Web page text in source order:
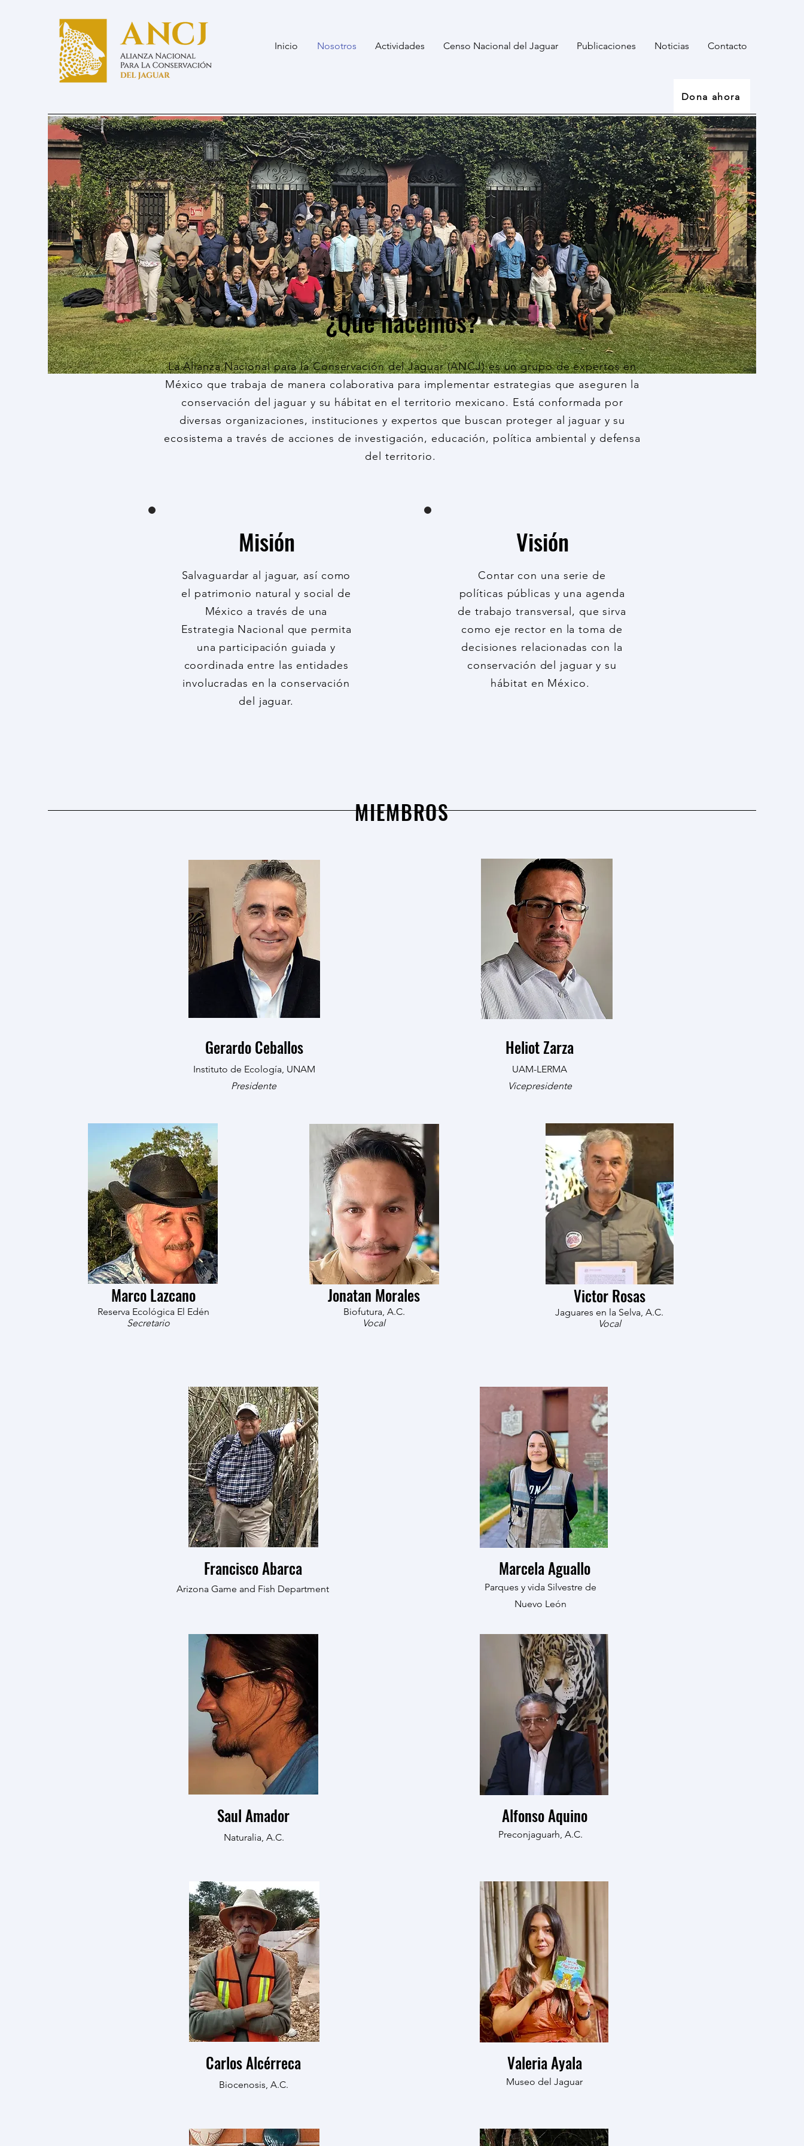
Inicio Nosotros Actividades Censo Nacional del Jaguar Publicaciones Noticias Contacto
Dona ahora
¿Qué hacemos?
La Alianza Nacional para la Conservación del Jaguar (ANCJ) es un grupo de expertos en
México que trabaja de manera colaborativa para implementar estrategias que aseguren la
conservación del jaguar y su hábitat en el territorio mexicano. Está conformada por
diversas organizaciones, instituciones y expertos que buscan proteger al jaguar y su
ecosistema a través de acciones de investigación, educación, política ambiental y defensa
del territorio.
Misión
Salvaguardar al jaguar, así como
el patrimonio natural y social de
México a través de una
Estrategia Nacional que permita
una participación guiada y
coordinada entre las entidades
involucradas en la conservación
del jaguar.
Visión
Contar con una serie de
políticas públicas y una agenda
de trabajo transversal, que sirva
como eje rector en la toma de
decisiones relacionadas con la
conservación del jaguar y su
hábitat en México.
MIEMBROS
Gerardo Ceballos
Instituto de Ecología, UNAM
Presidente
Heliot Zarza
UAM-LERMA
Vicepresidente
Marco Lazcano Jonatan Morales
Reserva Ecológica El Edén
Biofutura, A.C.
Secretario
Vocal
Victor Rosas
Jaguares en la Selva, A.C.
Vocal
Francisco Abarca
Arizona Game and Fish Department
Marcela Aguallo
Parques y vida Silvestre de
Nuevo León
Saul Amador
Naturalia, A.C.
Alfonso Aquino
Preconjaguarh, A.C.
Carlos Alcérreca
Biocenosis, A.C.
Valeria Ayala
Museo del Jaguar